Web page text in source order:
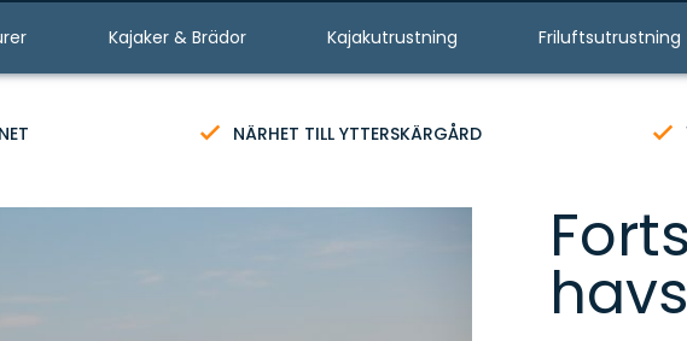
Kajaker & Brädor Kajakutrustning Friluftsutrustning
NÄRHET TILL YTTERSKÄRGÅRD